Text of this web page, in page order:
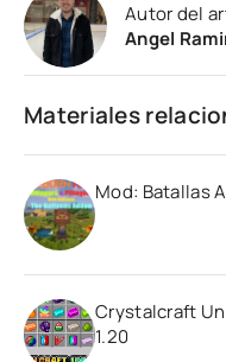
Autor del
Angel
Materiales
Mod: Batallas
Crystalcraft
1.20